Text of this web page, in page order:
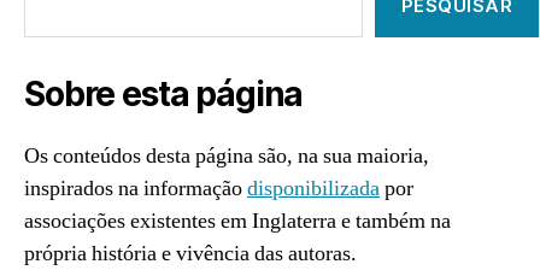
PESQUISAR
Sobre esta página
Os conteúdos desta página são, na sua maioria,
inspirados na informaçãodisponibilizadapor
associações existentes em Inglaterra e também na
própria história e vivência das autoras.